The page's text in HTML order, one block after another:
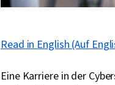
Read in English (Auf
Eine Karriere in der